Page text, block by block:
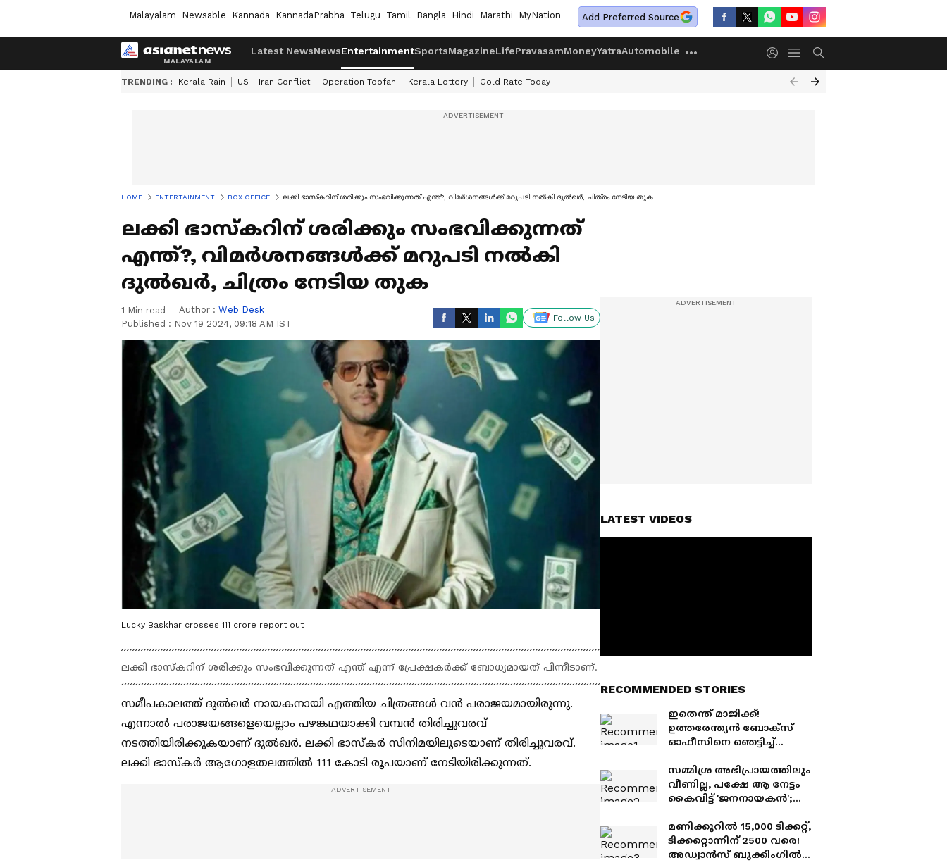
Malayalam Newsable Kannada KannadaPrabha Telugu Tamil Bangla Hindi Marathi MyNation Add Preferred Source
Latest NewsNewsEntertainmentSportsMagazineLifePravasamMoneyYatraAutomobile
TRENDING : Kerala Rain US - Iran Conflict Operation Toofan Kerala Lottery Gold Rate Today
HOME ENTERTAINMENT BOX OFFICE ലക്കി ഭാസ്‍കറിന് ശരിക്കും സംഭവിക്കുന്നത് എന്ത്?, വിമര്‍ശനങ്ങള്‍ക്ക് മറുപടി നല്‍കി ദുല്‍ഖര്‍, ചിത്രം നേടിയ തുക
ലക്കി ഭാസ്‍കറിന് ശരിക്കും സംഭവിക്കുന്നത്
എന്ത്?, വിമര്‍ശനങ്ങള്‍ക്ക് മറുപടി നല്‍കി
ദുല്‍ഖര്‍, ചിത്രം നേടിയ തുക
1 Min read Author : Web Desk
Published : Nov 19 2024, 09:18 AM IST
Follow Us
Lucky Baskhar crosses 111 crore report out
ലക്കി ഭാസ്‍കറിന് ശരിക്കും സംഭവിക്കുന്നത് എന്ത് എന്ന് പ്രേക്ഷകര്‍ക്ക് ബോധ്യമായത് പിന്നീടാണ്.
സമീപകാലത്ത് ദുല്‍ഖര്‍ നായകനായി എത്തിയ ചിത്രങ്ങള്‍ വൻ പരാജയമായിരുന്നു.
എന്നാല്‍ പരാജയങ്ങളെയെല്ലാം പഴങ്കഥയാക്കി വമ്പൻ തിരിച്ചുവരവ്
നടത്തിയിരിക്കുകയാണ് ദുല്‍ഖര്‍. ലക്കി ഭാസ്‍കര്‍ സിനിമയിലൂടെയാണ് തിരിച്ചുവരവ്.
ലക്കി ഭാസ്‍കര്‍ ആഗോളതലത്തില്‍ 111 കോടി രൂപയാണ് നേടിയിരിക്കുന്നത്.
LATEST VIDEOS
RECOMMENDED STORIES
ഇതെന്ത് മാജിക്ക്!
ഉത്തരേന്ത്യന്‍ ബോക്സ്
ഓഫീസിനെ ഞെട്ടിച്ച്
ദിവസവും കളക്ഷന്‍ കൂട്ടി
ഹിന്ദി പതിപ്പ്
സമ്മിശ്ര അഭിപ്രായത്തിലും
വീണില്ല, പക്ഷേ ആ നേട്ടം
കൈവിട്ട് 'ജനനായകന്‍';
നേടിയത്
മണിക്കൂറില്‍ 15,000 ടിക്കറ്റ്,
ടിക്കറ്റൊന്നിന് 2500 വരെ!
അഡ്വാന്‍സ് ബുക്കിംഗില്‍